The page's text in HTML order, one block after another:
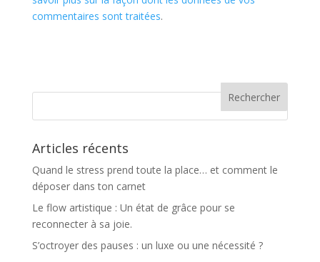
commentaires sont traitées.
Articles récents
Quand le stress prend toute la place… et comment le
déposer dans ton carnet
Le flow artistique : Un état de grâce pour se
reconnecter à sa joie.
S’octroyer des pauses : un luxe ou une nécessité ?